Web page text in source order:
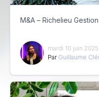
M&A – Richelieu
mardi 10 juin 2025
Par Guillaume